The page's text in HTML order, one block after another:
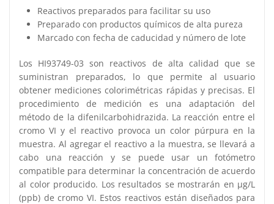
Reactivos preparados para facilitar su uso
Preparado con productos químicos de alta pureza
Marcado con fecha de caducidad y número de lote
Los HI93749-03 son reactivos de alta calidad que se
suministran preparados, lo que permite al usuario
obtener mediciones colorimétricas rápidas y precisas. El
procedimiento de medición es una adaptación del
método de la difenilcarbohidrazida. La reacción entre el
cromo VI y el reactivo provoca un color púrpura en la
muestra. Al agregar el reactivo a la muestra, se llevará a
cabo una reacción y se puede usar un fotómetro
compatible para determinar la concentración de acuerdo
al color producido. Los resultados se mostrarán en μg/L
(ppb) de cromo VI. Estos reactivos están diseñados para